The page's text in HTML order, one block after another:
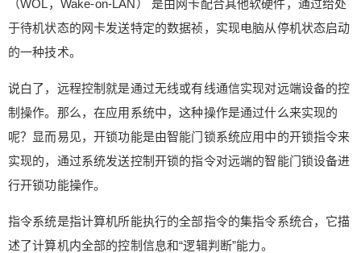
（WOL，Wake-on-LAN） 是由网卡配合其他软硬件，通过给处
于待机状态的网卡发送特定的数据祯，实现电脑从停机状态启动
的一种技术。
说白了，远程控制就是通过无线或有线通信实现对远端设备的控
制操作。那么，在应用系统中，这种操作是通过什么来实现的
呢？显而易见，开锁功能是由智能门锁系统应用中的开锁指令来
实现的，通过系统发送控制开锁的指令对远端的智能门锁设备进
行开锁功能操作。
指令系统是指计算机所能执行的全部指令的集指令系统合，它描
述了计算机内全部的控制信息和“逻辑判断”能力。
集指令系统合，它描述了计算机内全部的控制信息
和“逻辑判断”能力。 引用了远程控制与指令系统两
备的远程控制应用中，只有实现了对指令系统的安
全加固防御，才可能杜绝远程控制造成的黑客入侵
风险。但目前智能门锁厂家的安全技术除了数据加
密外，还没有一家可以实现对开锁指令的安全加
固，更不用说那些应用软件存在的安全漏洞了。 因
的远程开锁功能，也尽量不要开启其他智能家居设
备中的远程控制功能。当然，也许您并不会遇到所
给鹰视界打赏
2 元 5 元 10 元
20 元 50 元 自定义
¥
6位以上